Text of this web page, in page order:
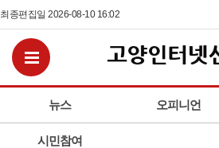
최종편집일 2026-08-10 16:02
뉴스 오피니언
시민참여
전체메뉴보기